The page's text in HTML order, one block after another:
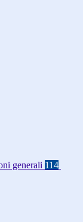
generali 114